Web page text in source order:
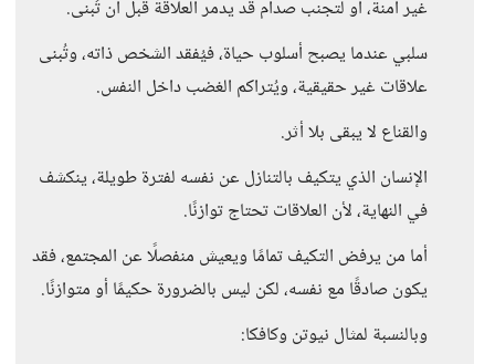
غير آمنة، أو لتجنب صدام قد يدمر العلاقة قبل أن تُبنى.
سلبي عندما يصبح أسلوب حياة، فيُفقد الشخص ذاته، وتُبنى
علاقات غير حقيقية، ويُتراكم الغضب داخل النفس.
والقناع لا يبقى بلا أثر.
الإنسان الذي يتكيف بالتنازل عن نفسه لفترة طويلة، ينكشف
في النهاية، لأن العلاقات تحتاج توازنًا.
أما من يرفض التكيف تمامًا ويعيش منفصلًا عن المجتمع، فقد
يكون صادقًا مع نفسه، لكن ليس بالضرورة حكيمًا أو متوازنًا.
وبالنسبة لمثال نيوتن وكافكا: